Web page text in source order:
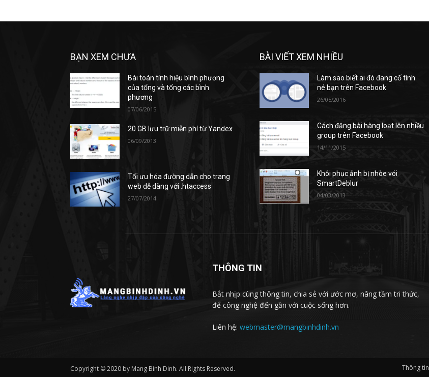
BẠN XEM CHƯA
Bài toán tính hiệu bình phương
của tổng và tổng các bình
phương
07/06/2015
20 GB lưu trữ miễn phí từ Yandex
06/09/2013
Tối ưu hóa đường dẫn cho trang
web dễ dàng với .htaccess
27/07/2014
BÀI VIẾT XEM NHIỀU
Làm sao biết ai đó đang cố tình
né bạn trên Facebook
26/05/2016
Cách đăng bài hàng loạt lên nhiều
group trên Facebook
14/11/2015
Khôi phục ảnh bị nhòe vói
SmartDeblur
04/03/2013
THÔNG TIN
Bắt nhịp cùng thông tin, chia sẻ với ước mơ, nâng tầm tri thức,
để công nghệ đến gần với cuộc sống hơn.
Liên hệ: webmaster@mangbinhdinh.vn
Copyright © 2020 by Mang Binh Dinh. All Rights Reserved. Thông tin